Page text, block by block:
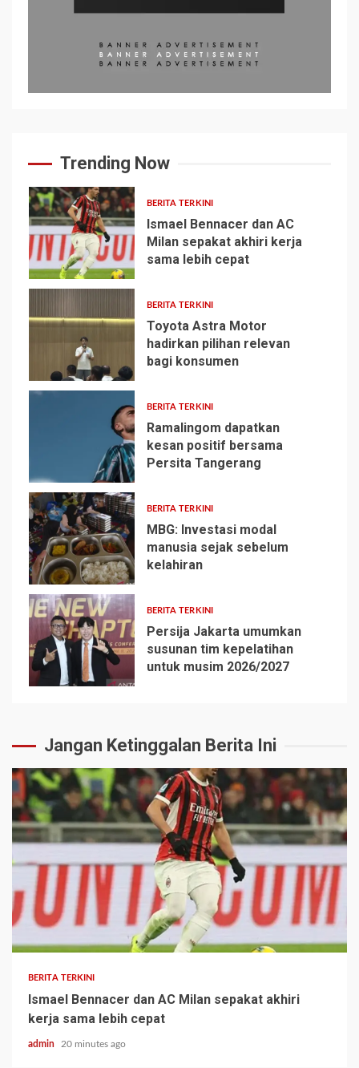
Trending Now
1
BERITA TERKINI
Ismael Bennacer dan AC
Milan sepakat akhiri kerja
sama lebih cepat
BERITA TERKINI
Toyota Astra Motor
hadirkan pilihan relevan
bagi konsumen
BERITA TERKINI
Ramalingom dapatkan
kesan positif bersama
Persita Tangerang
4
BERITA TERKINI
MBG: Investasi modal
manusia sejak sebelum
kelahiran
BERITA TERKINI
Persija Jakarta umumkan
susunan tim kepelatihan
untuk musim 2026/2027
Jangan Ketinggalan Berita Ini
BERITA TERKINI
Ismael Bennacer dan AC Milan sepakat akhiri
kerja sama lebih cepat
admin 20 minutes ago